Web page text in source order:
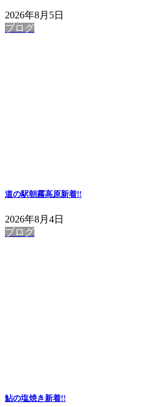
2026年8月5日
ブログ
道の駅朝霧高原新着!!
2026年8月4日
ブログ
鮎の塩焼き新着!!